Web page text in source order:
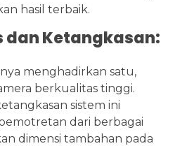
hasil terbaik.
dan Ketangkasan:
menghadirkan satu,
berkualitas tinggi.
sistem ini
dari berbagai
dimensi tambahan pada